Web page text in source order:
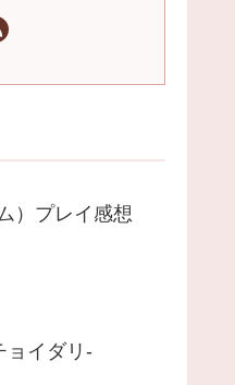
）プレイ感想
ョイダリ-